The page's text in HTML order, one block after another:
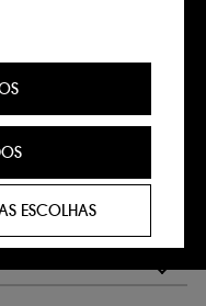
seguros
desativados.
produtos, serviços
promocionais à
que
de anúncios
base nas
ESCOLHAS